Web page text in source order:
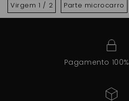
Virgem 1 / 2 Parte microcarro
Pagamento